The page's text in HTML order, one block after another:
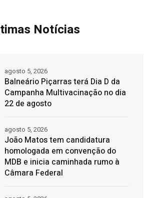
Notícias
Balneário Piçarras terá Dia D da
Campanha Multivacinação no dia
22 de agosto
agosto 5, 2026
João Matos tem candidatura
homologada em convenção do
MDB e inicia caminhada rumo à
Câmara Federal
agosto 5, 2026